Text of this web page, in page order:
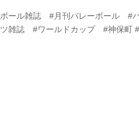
ール雑誌 #月刊バレーボール #
誌 #ワールドカップ #神保町